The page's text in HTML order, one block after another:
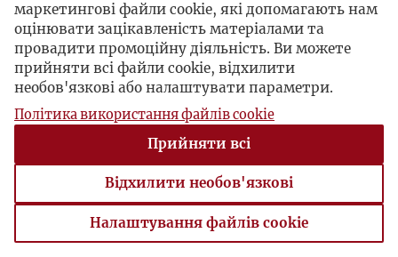
M
N
маркетингові файли cookie, які допомагають нам
оцінювати зацікавленість матеріалами та
провадити промоційну діяльність. Ви можете
прийняти всі файли cookie, відхилити
необов'язкові або налаштувати параметри.
Політика використання файлів cookie
Прийняти всі
Відхилити необов'язкові
Налаштування файлів cookie
Налаштування файлів cookie